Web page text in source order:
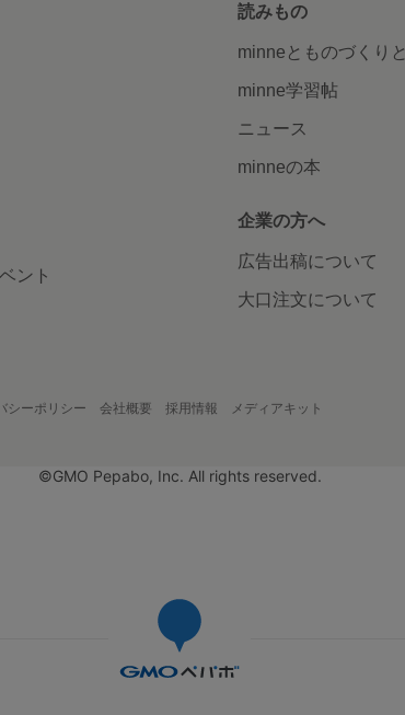
ント
読みもの
minneとものづくりと
minne学習帖
ニュース
minneの本
企業の方へ
広告出稿について
大口注文について
シーポリシー 会社概要 採用情報 メディアキット
©GMO Pepabo, Inc. All rights reserved.